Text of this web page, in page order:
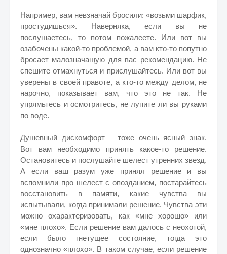
Например, вам невзначай бросили: «возьми шарфик,
простудишься». Наверняка, если вы не
послушаетесь, то потом пожалеете. Или вот вы
озабочены какой-то проблемой, а вам кто-то попутно
бросает малозначащую для вас рекомендацию. Не
спешите отмахнуться и прислушайтесь. Или вот вы
уверены в своей правоте, а кто-то между делом, не
нарочно, показывает вам, что это не так. Не
упрямьтесь и осмотритесь, не лупите ли вы руками
по воде.
Душевный дискомфорт – тоже очень ясный знак.
Вот вам необходимо принять какое-то решение.
Остановитесь и послушайте шелест утренних звезд.
А если ваш разум уже принял решение и вы
вспомнили про шелест с опозданием, постарайтесь
восстановить в памяти, какие чувства вы
испытывали, когда принимали решение. Чувства эти
можно охарактеризовать, как «мне хорошо» или
«мне плохо». Если решение вам далось с неохотой,
если было гнетущее состояние, тогда это
однозначно «плохо». В таком случае, если решение